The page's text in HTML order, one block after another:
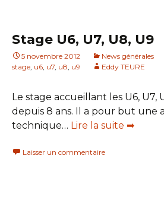
Stage U6, U7, U8, U9
5 novembre 2012 News générales
stage u6 u7 u8 u9 Eddy TEURE
Le stage accueillant les U6, U7,
depuis 8 ans. Il a pour but une
technique… Lire la suite ➡
Laisser un commentaire